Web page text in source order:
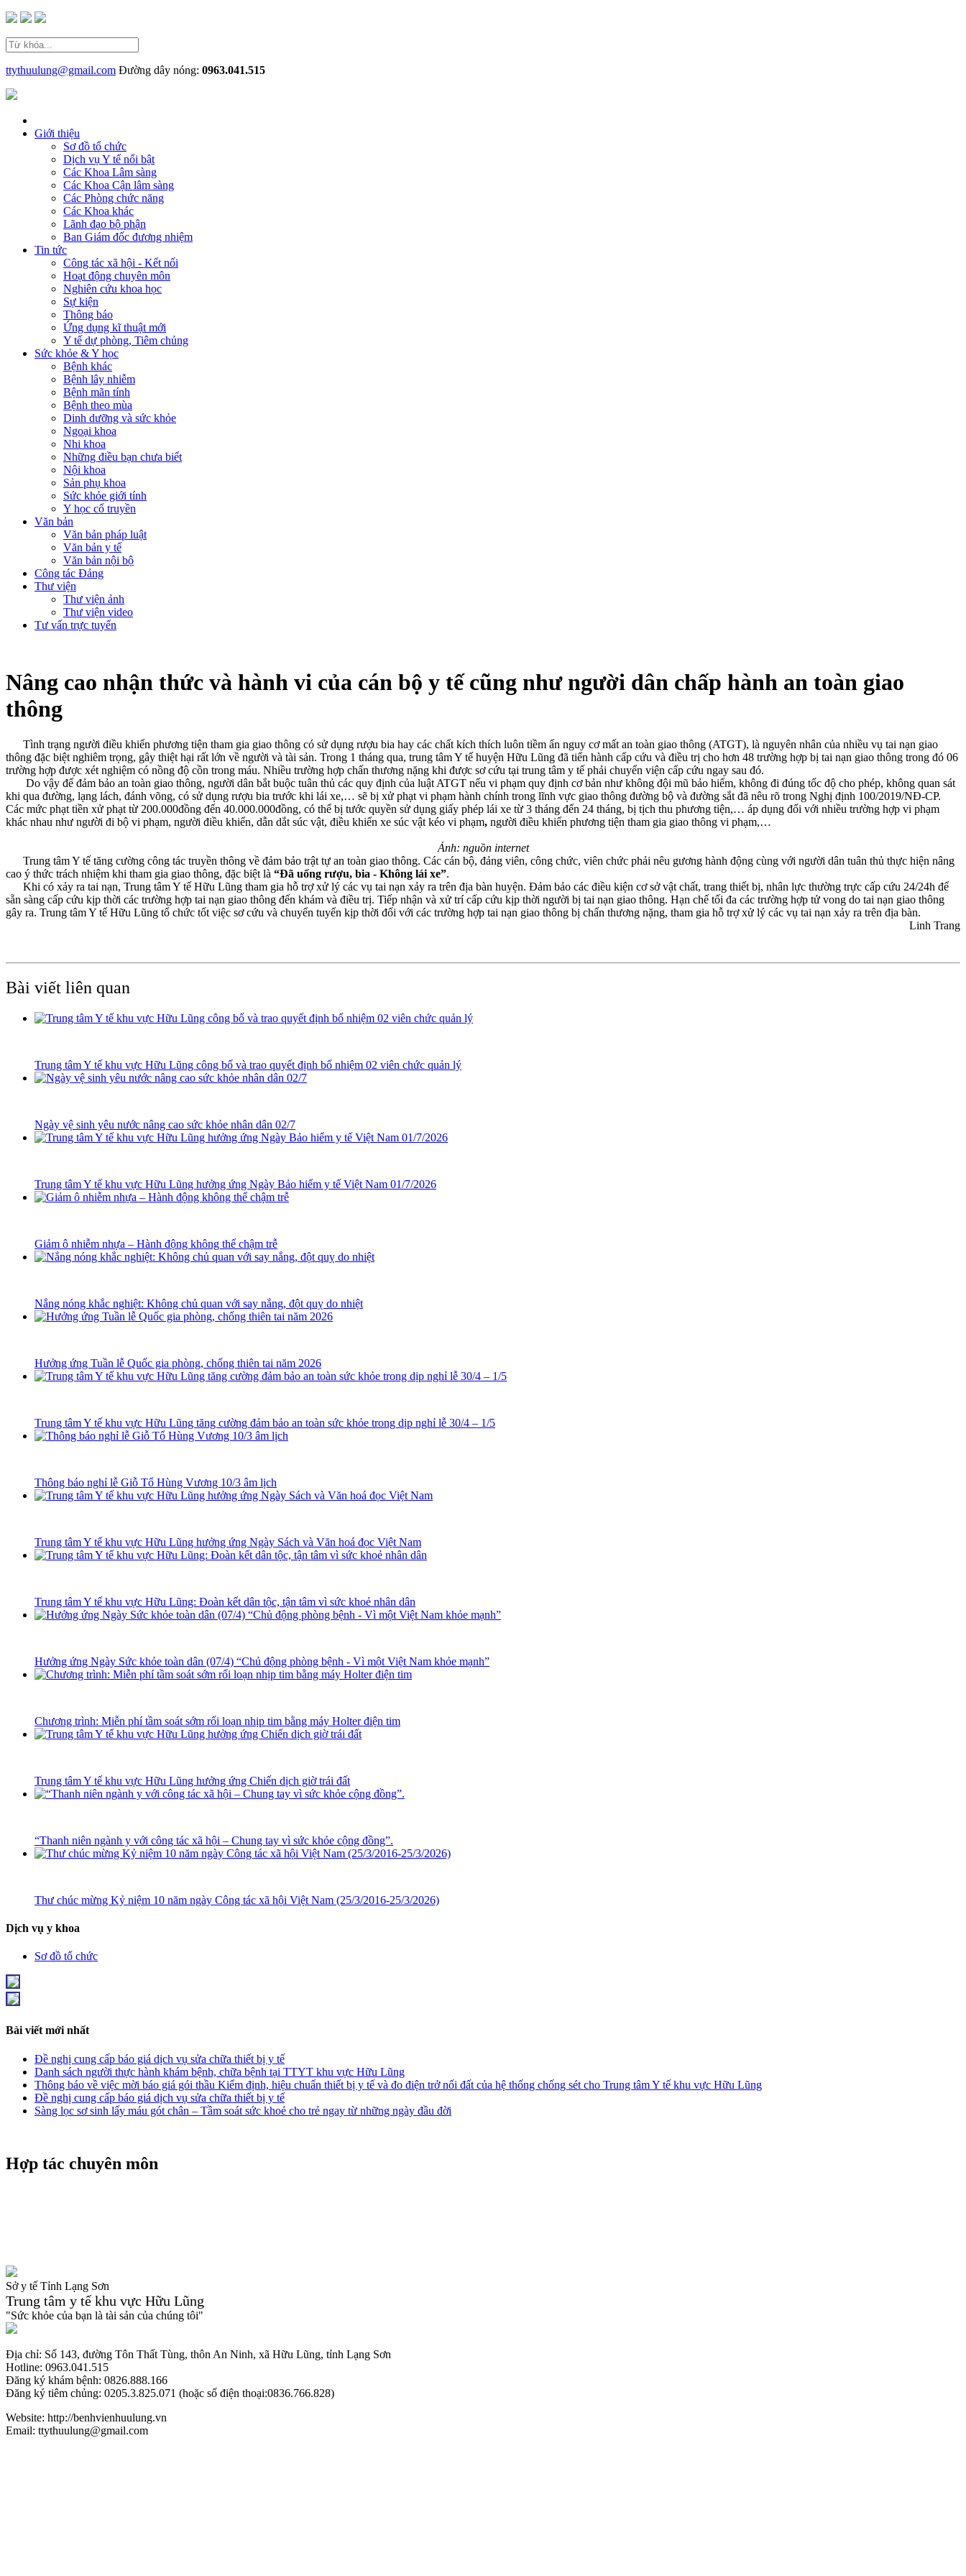
ttythuulung@gmail.com Đường dây nóng: 0963.041.515
Giới thiệu
Sơ đồ tổ chức
Dịch vụ Y tế nổi bật
Các Khoa Lâm sàng
Các Khoa Cận lâm sàng
Các Phòng chức năng
Các Khoa khác
Lãnh đạo bộ phận
Ban Giám đốc đương nhiệm
Tin tức
Công tác xã hội - Kết nối
Hoạt động chuyên môn
Nghiên cứu khoa học
Sự kiện
Thông báo
Ứng dụng kĩ thuật mới
Y tế dự phòng, Tiêm chủng
Sức khỏe & Y học
Bệnh khác
Bệnh lây nhiễm
Bệnh mãn tính
Bệnh theo mùa
Dinh dưỡng và sức khỏe
Ngoại khoa
Nhi khoa
Những điều bạn chưa biết
Nội khoa
Sản phụ khoa
Sức khỏe giới tính
Y học cổ truyền
Văn bản
Văn bản pháp luật
Văn bản y tế
Văn bản nội bộ
Công tác Đảng
Thư viện
Thư viện ảnh
Thư viện video
Tư vấn trực tuyến
Nâng cao nhận thức và hành vi của cán bộ y tế cũng như người dân chấp hành an toàn giao
thông
Tình trạng người điều khiển phương tiện tham gia giao thông có sử dụng rượu bia hay các chất kích thích luôn tiềm ẩn nguy cơ mất an toàn giao thông (ATGT), là nguyên nhân của nhiều vụ tai nạn giao
thông đặc biệt nghiêm trọng, gây thiệt hại rất lớn về người và tài sản. Trong 1 tháng qua, trung tâm Y tế huyện Hữu Lũng đã tiến hành cấp cứu và điều trị cho hơn 48 trường hợp bị tai nạn giao thông trong đó 06
trường hợp được xét nghiệm có nồng độ cồn trong máu. Nhiều trường hợp chấn thương nặng khi được sơ cứu tại trung tâm y tế phải chuyển viện cấp cứu ngay sau đó.
Do vậy để đảm bảo an toàn giao thông, người dân bắt buộc tuân thủ các quy định của luật ATGT nếu vi phạm quy định cơ bản như không đội mũ bảo hiểm, không đi đúng tốc độ cho phép, không quan sát
khi qua đường, lạng lách, đánh võng, có sử dụng rượu bia trước khi lái xe,… sẽ bị xử phạt vi phạm hành chính trong lĩnh vực giao thông đường bộ và đường sắt đã nêu rõ trong Nghị định 100/2019/NĐ-CP.
Các mức phạt tiền xử phạt từ 200.000đồng đến 40.000.000đồng, có thể bị tước quyền sử dụng giấy phép lái xe từ 3 tháng đến 24 tháng, bị tịch thu phương tiện,… áp dụng đối với nhiều trường hợp vi phạm
khác nhau như người đi bộ vi phạm, người điều khiển, dẫn dắt súc vật, điều khiển xe súc vật kéo vi phạm, người điều khiển phương tiện tham gia giao thông vi phạm,…
Ảnh: nguồn internet
Trung tâm Y tế tăng cường công tác truyền thông về đảm bảo trật tự an toàn giao thông. Các cán bộ, đảng viên, công chức, viên chức phải nêu gương hành động cùng với người dân tuân thủ thực hiện nâng
cao ý thức trách nhiệm khi tham gia giao thông, đặc biệt là “Đã uống rượu, bia - Không lái xe”.
Khi có xảy ra tai nạn, Trung tâm Y tế Hữu Lũng tham gia hỗ trợ xử lý các vụ tai nạn xảy ra trên địa bàn huyện. Đảm bảo các điều kiện cơ sở vật chất, trang thiết bị, nhân lực thường trực cấp cứu 24/24h để
sẵn sàng cấp cứu kịp thời các trường hợp tai nạn giao thông đến khám và điều trị. Tiếp nhận và xử trí cấp cứu kịp thời người bị tai nạn giao thông. Hạn chế tối đa các trường hợp tử vong do tai nạn giao thông
gây ra. Trung tâm Y tế Hữu Lũng tổ chức tốt việc sơ cứu và chuyển tuyến kịp thời đối với các trường hợp tai nạn giao thông bị chấn thương nặng, tham gia hỗ trợ xử lý các vụ tai nạn xảy ra trên địa bàn.
Linh Trang
Bài viết liên quan
Trung tâm Y tế khu vực Hữu Lũng công bố và trao quyết định bổ nhiệm 02 viên chức quản lý
Ngày vệ sinh yêu nước nâng cao sức khỏe nhân dân 02/7
​Trung tâm Y tế khu vực Hữu Lũng hưởng ứng Ngày Bảo hiểm y tế Việt Nam 01/7/2026
Giảm ô nhiễm nhựa – Hành động không thể chậm trễ
Nắng nóng khắc nghiệt: Không chủ quan với say nắng, đột quỵ do nhiệt
Hưởng ứng Tuần lễ Quốc gia phòng, chống thiên tai năm 2026
Trung tâm Y tế khu vực Hữu Lũng tăng cường đảm bảo an toàn sức khỏe trong dịp nghỉ lễ 30/4 – 1/5
Thông báo nghỉ lễ Giỗ Tổ Hùng Vương 10/3 âm lịch
Trung tâm Y tế khu vực Hữu Lũng hưởng ứng Ngày Sách và Văn hoá đọc Việt Nam
Trung tâm Y tế khu vực Hữu Lũng: Đoàn kết dân tộc, tận tâm vì sức khoẻ nhân dân
Hưởng ứng Ngày Sức khỏe toàn dân (07/4) “Chủ động phòng bệnh - Vì một Việt Nam khỏe mạnh”
Chương trình: Miễn phí tầm soát sớm rối loạn nhịp tim bằng máy Holter điện tim
Trung tâm Y tế khu vực Hữu Lũng hưởng ứng Chiến dịch giờ trái đất
“Thanh niên ngành y với công tác xã hội – Chung tay vì sức khỏe cộng đồng”.
Thư chúc mừng Kỷ niệm 10 năm ngày Công tác xã hội Việt Nam (25/3/2016-25/3/2026)
Dịch vụ y khoa
Sơ đồ tổ chức
Bài viết mới nhất
Đề nghị cung cấp báo giá dịch vụ sửa chữa thiết bị y tế
Danh sách người thực hành khám bệnh, chữa bệnh tại TTYT khu vực Hữu Lũng
Thông báo về việc mời báo giá gói thầu Kiểm định, hiệu chuẩn thiết bị y tế và đo điện trở nối đất của hệ thống chống sét cho Trung tâm Y tế khu vực Hữu Lũng
Đề nghị cung cấp báo giá dịch vụ sửa chữa thiết bị y tế
Sàng lọc sơ sinh lấy máu gót chân – Tầm soát sức khoẻ cho trẻ ngay từ những ngày đầu đời
Hợp tác chuyên môn
Sở y tế Tỉnh Lạng Sơn
Trung tâm y tế khu vực Hữu Lũng
"Sức khỏe của bạn là tài sản của chúng tôi"
Địa chỉ: Số 143, đường Tôn Thất Tùng, thôn An Ninh, xã Hữu Lũng, tỉnh Lạng Sơn
Hotline: 0963.041.515
Đăng ký khám bệnh: 0826.888.166
Đăng ký tiêm chủng: 0205.3.825.071 (hoặc số điện thoại:0836.766.828)
Website: http://benhvienhuulung.vn
Email: ttythuulung@gmail.com